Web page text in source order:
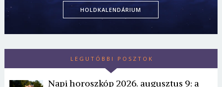
HOLDKALENDÁRIUM
LEGUTÓBBI POSZTOK
Napi horoszkóp 2026. augusztus 9: a